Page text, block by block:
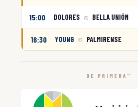
15:00 DOLORES VS BELLA UNIÓN
16:30 YOUNG VS PALMIRENSE
DE PRIMERA™